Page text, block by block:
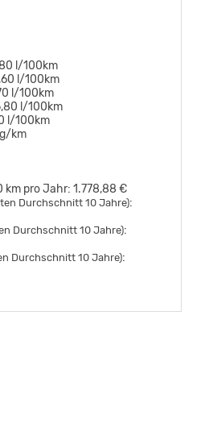
l/100km
l/100km
l/100km
l/100km
l/100km
km
km pro Jahr: 1.778,88 €
Durchschnitt 10 Jahre):
Durchschnitt 10 Jahre):
Durchschnitt 10 Jahre):